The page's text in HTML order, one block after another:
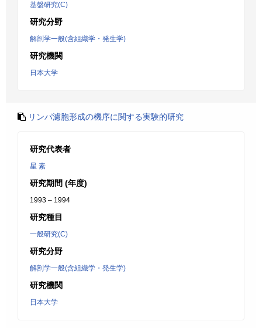
基盤研究(C)
研究分野
解剖学一般(含組織学・発生学)
研究機関
日本大学
リンパ濾胞形成の機序に関する実験的研究
研究代表者
星 素
研究期間 (年度)
1993 – 1994
研究種目
一般研究(C)
研究分野
解剖学一般(含組織学・発生学)
研究機関
日本大学